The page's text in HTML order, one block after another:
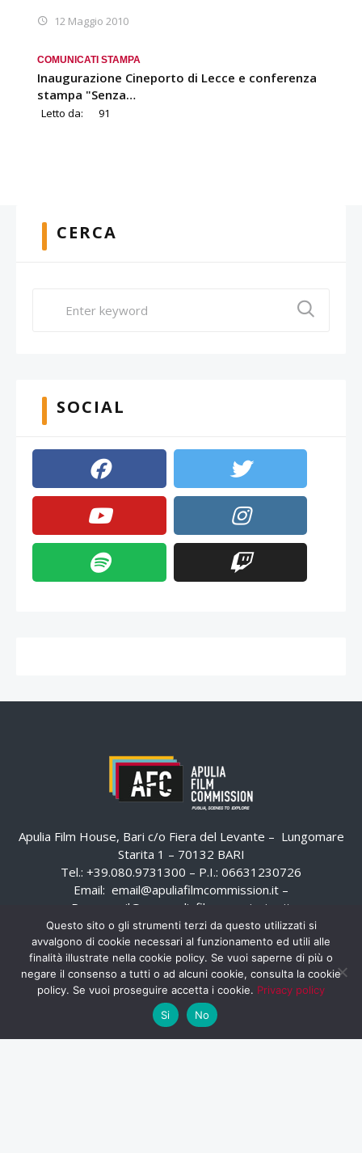
12 Maggio 2010
COMUNICATI STAMPA
Inaugurazione Cineporto di Lecce e conferenza
stampa "Senza…
Letto da: 91
CERCA
SOCIAL
Apulia Film House, Bari c/o Fiera del Levante – Lungomare
Starita 1 – 70132 BARI
Tel.: +39.080.9731300 – P.I.: 06631230726
Email: email@apuliafilmcommission.it –
Pec:
email@pec.apuliafilmcommission.it
Questo sito o gli strumenti terzi da questo utilizzati si
avvalgono di cookie necessari al funzionamento ed utili alle
finalità illustrate nella cookie policy. Se vuoi saperne di più o
negare il consenso a tutti o ad alcuni cookie, consulta la cookie
policy. Se vuoi proseguire accetta i cookie. Privacy policy
Si
No